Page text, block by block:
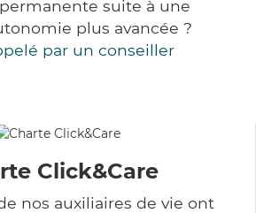
suite à une
plus avancée ?
par un conseiller
Click&Care
nos auxiliaires de vie ont